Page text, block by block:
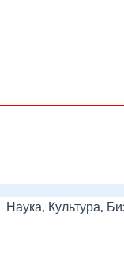
Наука, Культура,